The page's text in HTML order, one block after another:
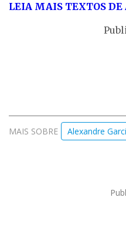
LEIA MAIS TEXTOS
MAIS SOBRE Alexandre